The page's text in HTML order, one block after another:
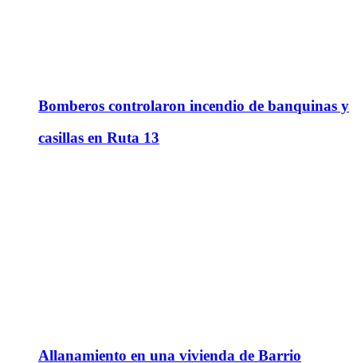
Bomberos controlaron incendio de banquinas y
casillas en Ruta 13
Allanamiento en una vivienda de Barrio